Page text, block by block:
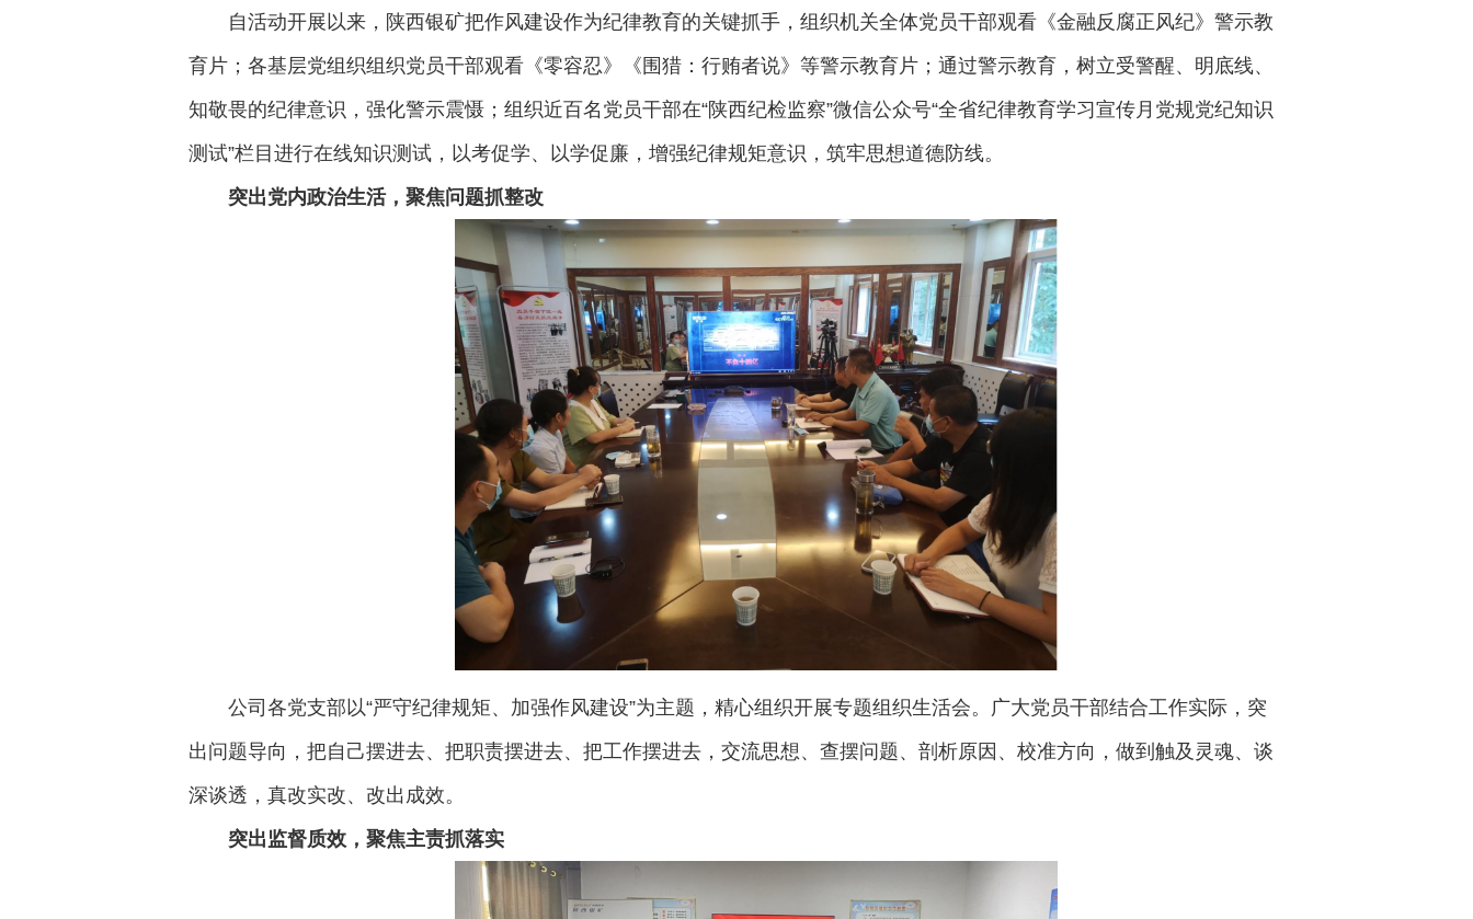
自活动开展以来，陕西银矿把作风建设作为纪律教育的关键抓手，组织机关全体党员干部观看《金融反腐正风纪》警示教
育片；各基层党组织组织党员干部观看《零容忍》《围猎：行贿者说》等警示教育片；通过警示教育，树立受警醒、明底线、
知敬畏的纪律意识，强化警示震慑；组织近百名党员干部在“陕西纪检监察”微信公众号“全省纪律教育学习宣传月党规党纪知识
测试”栏目进行在线知识测试，以考促学、以学促廉，增强纪律规矩意识，筑牢思想道德防线。
突出党内政治生活，聚焦问题抓整改
公司各党支部以“严守纪律规矩、加强作风建设”为主题，精心组织开展专题组织生活会。广大党员干部结合工作实际，突
出问题导向，把自己摆进去、把职责摆进去、把工作摆进去，交流思想、查摆问题、剖析原因、校准方向，做到触及灵魂、谈
深谈透，真改实改、改出成效。
突出监督质效，聚焦主责抓落实